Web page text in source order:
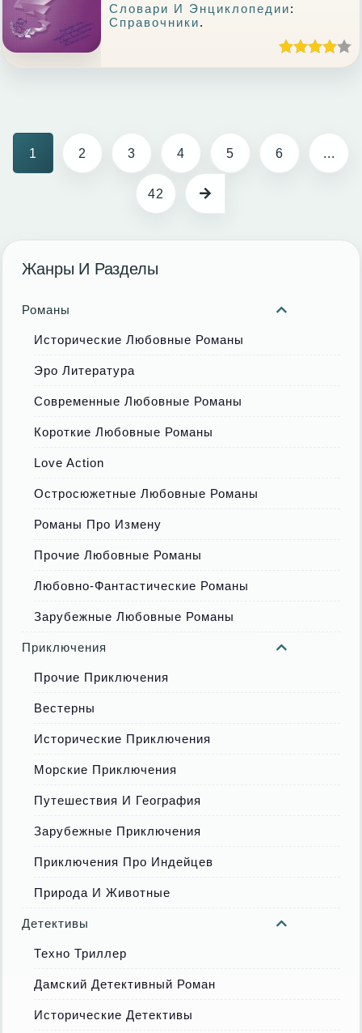
Словари И Энциклопедии:
Справочники.
1 2 3 4 5 6 ...
42
Жанры И Разделы
Романы
Исторические Любовные Романы
Эро Литература
Современные Любовные Романы
Короткие Любовные Романы
Love Action
Остросюжетные Любовные Романы
Романы Про Измену
Прочие Любовные Романы
Любовно-Фантастические Романы
Зарубежные Любовные Романы
Приключения
Прочие Приключения
Вестерны
Исторические Приключения
Морские Приключения
Путешествия И География
Зарубежные Приключения
Приключения Про Индейцев
Природа И Животные
Детективы
Техно Триллер
Дамский Детективный Роман
Исторические Детективы